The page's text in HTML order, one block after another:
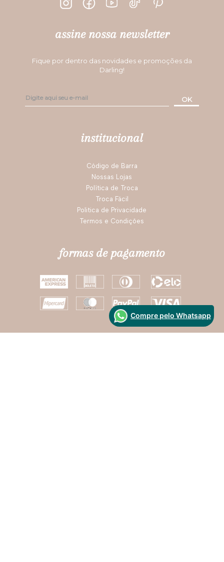
assine nossa newsletter
Fique por dentro das novidades e promoções da
Darling!
OK
institucional
Código de Barra
Nossas Lojas
Política de Troca
Troca Fácil
Politica de Privacidade
Termos e Condições
formas de pagamento
Compre pelo Whatsapp